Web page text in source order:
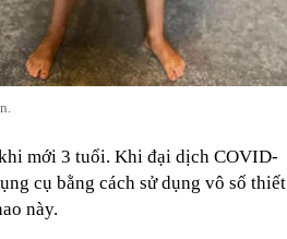
mới 3 tuổi. Khi đại dịch COVID-
cụ bằng cách sử dụng vô số thiết
này.